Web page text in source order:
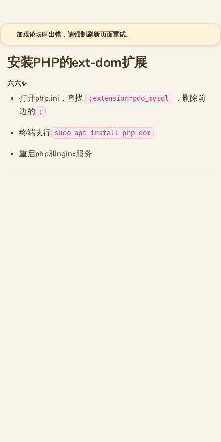
跳至内容
加载论坛时出错，请强制刷新页面重试。
安装PHP的ext-dom扩展
六六✨
打开php.ini，查找 ;extension=pdo_mysql ，删除前
边的 ;
终端执行 sudo apt install php-dom
重启php和nginx服务